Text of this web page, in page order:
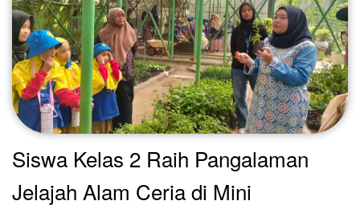
Siswa Kelas 2 Raih Pangalaman
Jelajah Alam Ceria di Mini